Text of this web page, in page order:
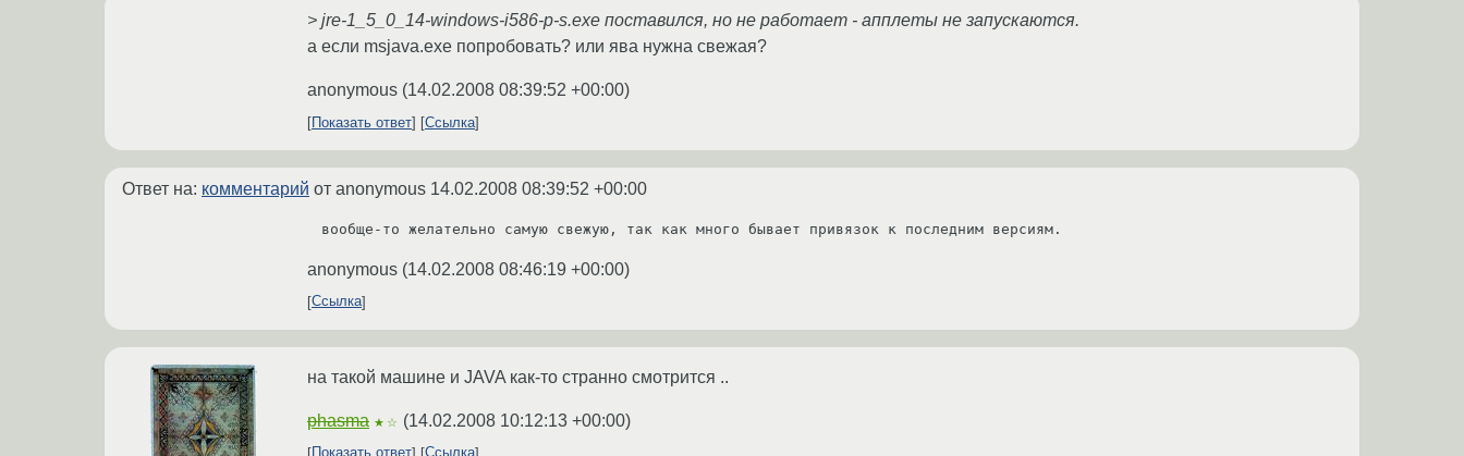
> jre-1_5_0_14-windows-i586-p-s.exe поставился, но не работает - апплеты не запускаются.
а если msjava.exe попробовать? или ява нужна свежая?
anonymous (14.02.2008 08:39:52 +00:00)
Показать ответ Ссылка
Ответ на: комментарий от anonymous 14.02.2008 08:39:52 +00:00
вообще-то желательно самую свежую, так как много бывает привязок к последним версиям.
anonymous (14.02.2008 08:46:19 +00:00)
Ссылка
на такой машине и JAVA как-то странно смотрится ..
phasma ★☆ (14.02.2008 10:12:13 +00:00)